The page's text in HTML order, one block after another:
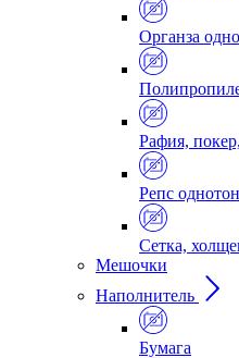
Органза
Рафия,
Репс
Сетка,
Мешочки
Наполнитель
Бумага